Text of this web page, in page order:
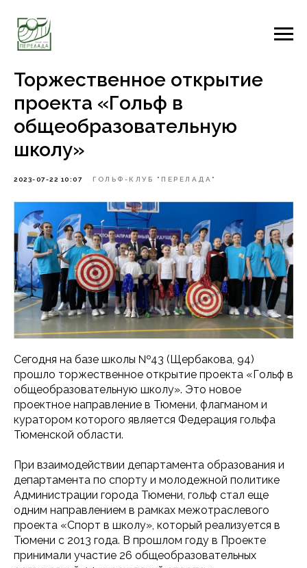
Торжественное открытие
проекта «Гольф в
общеобразовательную
школу»
2023-07-22 10:07 ГОЛЬФ-КЛУБ "ПЕРЕЛАДА"
Сегодня на базе школы №43 (Щербакова, 94)
прошло торжественное открытие проекта «Гольф в
общеобразовательную школу». Это новое
проектное направление в Тюмени, флагманом и
куратором которого является Федерация гольфа
Тюменской области.
При взаимодействии департамента образования и
департамента по спорту и молодежной политике
Администрации города Тюмени, гольф стал еще
одним направлением в рамках межотраслевого
проекта «Спорт в школу», который реализуется в
Тюмени с 2013 года. В прошлом году в Проекте
принимали участие 26 общеобразовательных